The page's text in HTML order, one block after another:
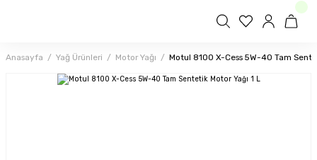
Anasayfa Yağ Ürünleri Motor Yağı Motul 8100 X-Cess 5W-40 Tam